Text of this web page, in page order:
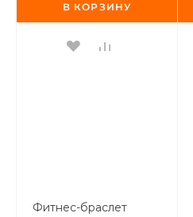
В КОРЗИНУ
Фитнес-браслет